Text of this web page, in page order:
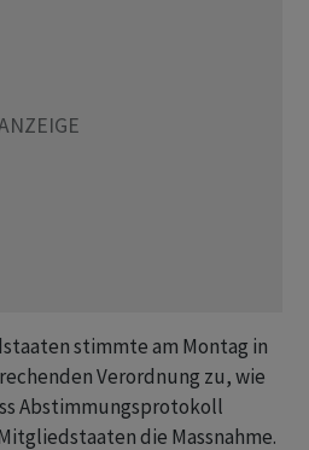
stimmte am Montag in
Verordnung zu, wie
Abstimmungsprotokoll
die Massnahme.